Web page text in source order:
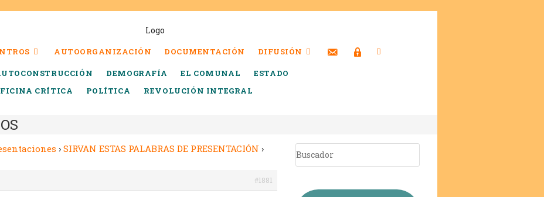
AUTOORGANIZACIÓN DOCUMENTACIÓN DIFUSIÓN
DEMOGRAFÍA EL COMUNAL
ESTADO
CRÍTICA POLÍTICA
REVOLUCIÓN INTEGRAL
› SIRVAN ESTAS PALABRAS DE PRESENTACIÓN ›
#1881